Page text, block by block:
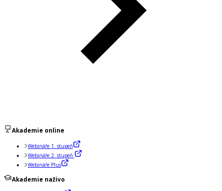
Akademie online
Webináře 1. stupeň
Webináře 2. stupeň
Webináře Plus
Akademie naživo